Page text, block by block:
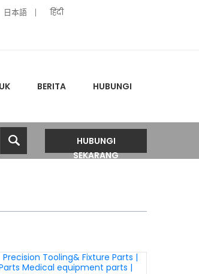
日本語 हिंदी
BERITA HUBUNGI
HUBUNGI
SEKARANG